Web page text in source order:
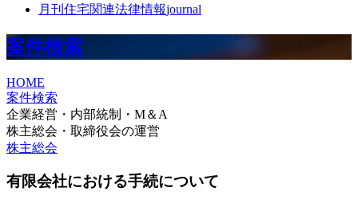
月刊住宅関連法律情報journal
案件検索
HOME
案件検索
企業経営・内部統制・M＆A
株主総会・取締役会の運営
株主総会
有限会社における手続について